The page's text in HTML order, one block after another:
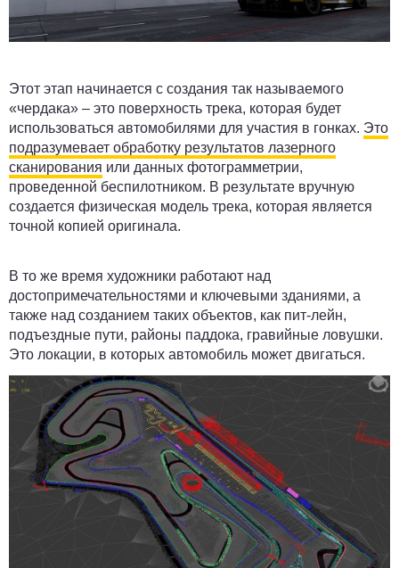
Этот этап начинается с создания так называемого
«чердака» – это поверхность трека, которая будет
использоваться автомобилями для участия в гонках. Это
подразумевает обработку результатов лазерного
сканирования или данных фотограмметрии,
проведенной беспилотником. В результате вручную
создается физическая модель трека, которая является
точной копией оригинала.
В то же время художники работают над
достопримечательностями и ключевыми зданиями, а
также над созданием таких объектов, как пит-лейн,
подъездные пути, районы паддока, гравийные ловушки.
Это локации, в которых автомобиль может двигаться.